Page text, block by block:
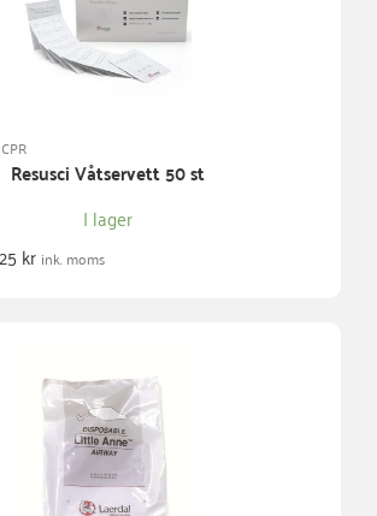
Resusci Våtservett 50 st
I lager
kr ink. moms